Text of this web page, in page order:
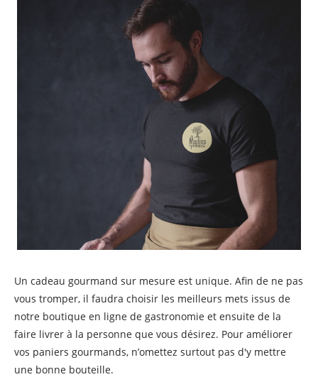
Un cadeau gourmand sur mesure est unique. Afin de ne pas
vous tromper, il faudra choisir les meilleurs mets issus de
notre boutique en ligne de gastronomie et ensuite de la
faire livrer à la personne que vous désirez. Pour améliorer
vos paniers gourmands, n’omettez surtout pas d'y mettre
une bonne bouteille.